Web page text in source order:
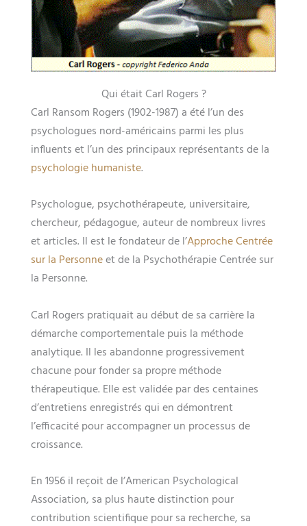
Qui était Carl Rogers ?
Carl Ransom Rogers (1902-1987) a été l’un des
psychologues nord-américains parmi les plus
influents et l’un des principaux représentants de la
psychologie humaniste.
Psychologue, psychothérapeute, universitaire,
chercheur, pédagogue, auteur de nombreux livres
et articles. Il est le fondateur de l’Approche Centrée
sur la Personneet de la Psychothérapie Centrée sur
la Personne.
Carl Rogers pratiquait au début de sa carrière la
démarche comportementale puis la méthode
analytique. Il les abandonne progressivement
chacune pour fonder sa propre méthode
thérapeutique. Elle est validée par des centaines
d’entretiens enregistrés qui en démontrent
l’efficacité pour accompagner un processus de
croissance.
En 1956 il reçoit de l’American Psychological
Association, sa plus haute distinction pour
contribution scientifique pour sa recherche, sa